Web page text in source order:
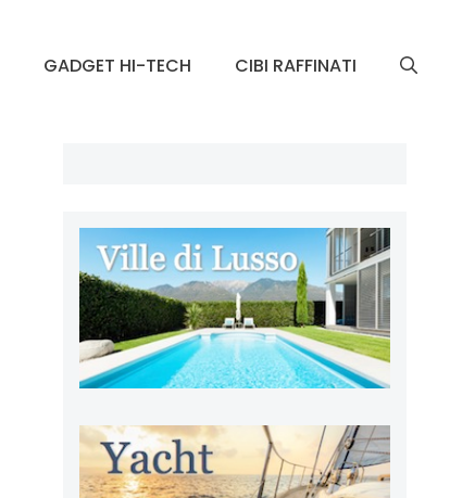
GADGET HI-TECH CIBI RAFFINATI